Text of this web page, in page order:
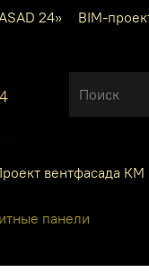
24» BIM-
вентфасада
панели